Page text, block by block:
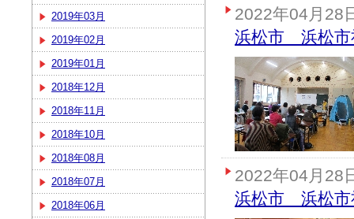
2019年03月
2019年02月
2019年01月
2018年12月
2018年11月
2018年10月
2018年08月
2018年07月
2018年06月
2022年04月28
浜松市 浜松市
2022年04月28
浜松市 浜松市